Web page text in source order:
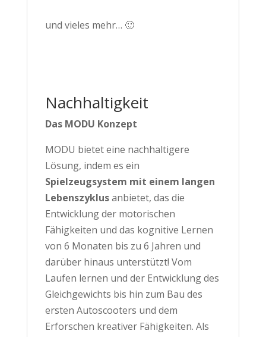
und vieles mehr… 🙂
Nachhaltigkeit
Das MODU Konzept
MODU bietet eine nachhaltigere
Lösung, indem es ein
Spielzeugsystem mit einem langen
Lebenszyklusanbietet, das die
Entwicklung der motorischen
Fähigkeiten und das kognitive Lernen
von 6 Monaten bis zu 6 Jahren und
darüber hinaus unterstützt! Vom
Laufen lernen und der Entwicklung des
Gleichgewichts bis hin zum Bau des
ersten Autoscooters und dem
Erforschen kreativer Fähigkeiten. Als